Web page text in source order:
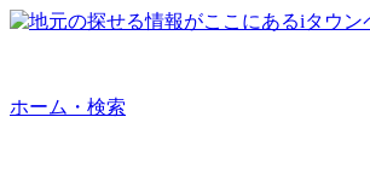
ホーム・検索